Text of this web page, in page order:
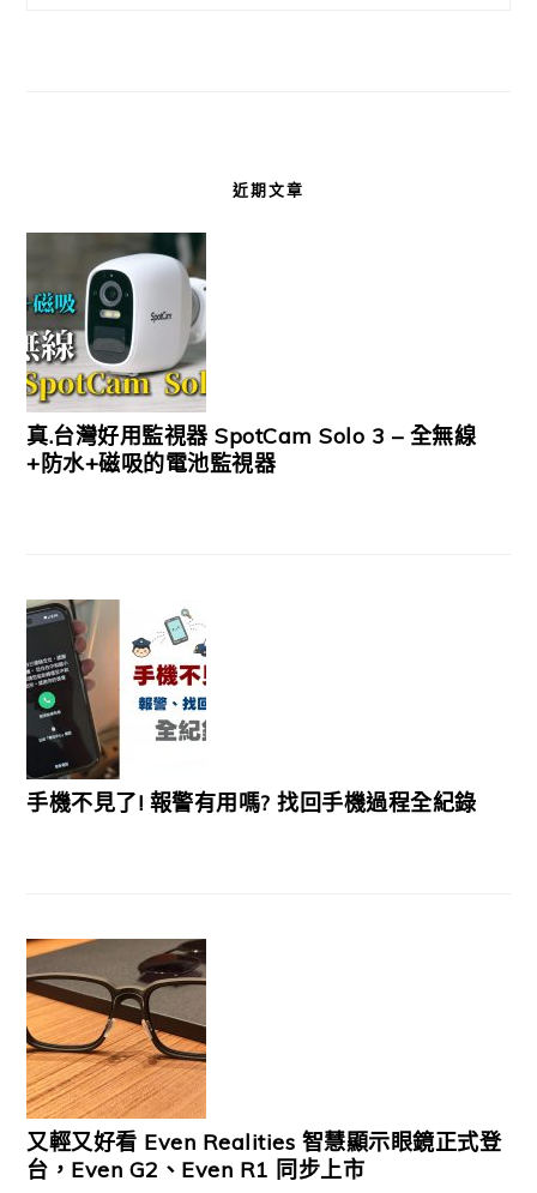
近期文章
真.台灣好用監視器 SpotCam Solo 3 – 全無線
+防水+磁吸的電池監視器
手機不見了! 報警有用嗎? 找回手機過程全紀錄
又輕又好看 Even Realities 智慧顯示眼鏡正式登
台，Even G2、Even R1 同步上市